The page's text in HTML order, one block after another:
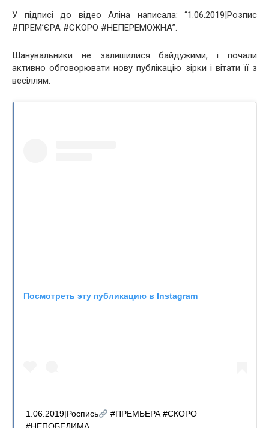
У підписі до відео Аліна написала: “1.06.2019|Розпис
#ПРЕМ’ЄРА #СКОРО #НЕПЕРЕМОЖНА”.
Шанувальники не залишилися байдужими, і почали
активно обговорювати нову публікацію зірки і вітати її з
весіллям.
Посмотреть эту публикацию в Instagram
1.06.2019|Роспись
#ПРЕМЬЕРА #СКОРО